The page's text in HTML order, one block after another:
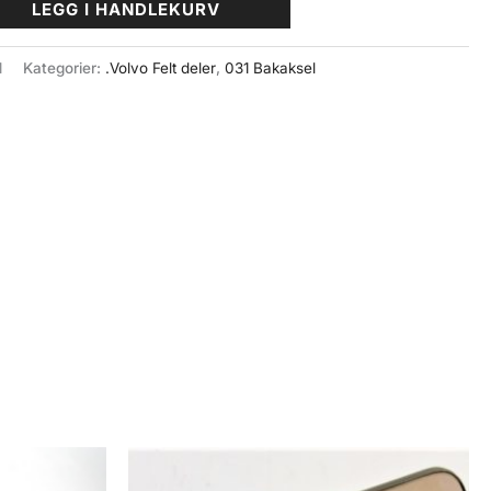
LEGG I HANDLEKURV
Kategorier: .Volvo Felt deler,031 Bakaksel